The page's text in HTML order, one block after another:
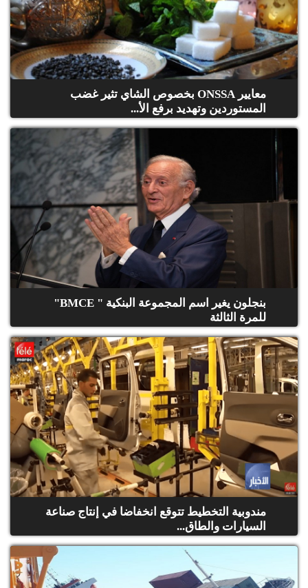
معايير ONSSA بخصوص الشاي تثير غضب
المستوردين وتهديد برفع الأ...
بنجلون يغير اسم المجموعة البنكية " BMCE‎"
للمرة الثالثة
مندوبية التخطيط تتوقع انخفاضا في إنتاج صناعة
السيارات والطاق...